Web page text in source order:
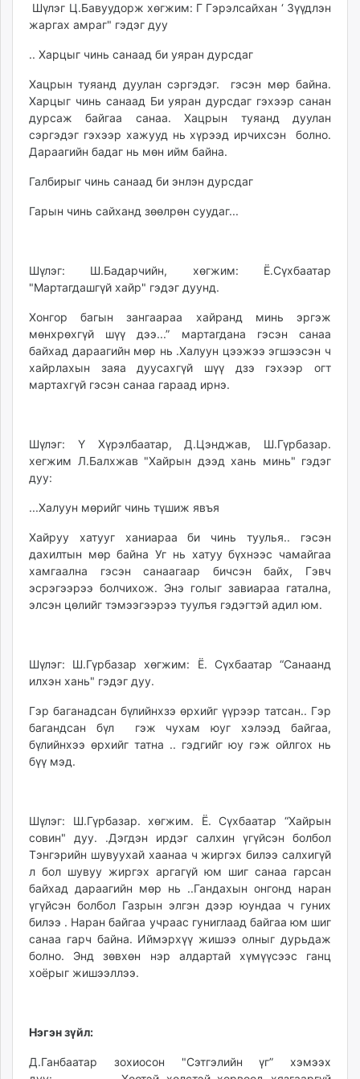
Шүлэг Ц.Бавуудорж хөгжим: Г Гэрэлсайхан ‘ Зүүдлэн
жаргах амраг" гэдэг дуу
.. Харцыг чинь санаад би уяран дурсдаг
Хацрын туяанд дуулан сэргэдэг. гэсэн мөр байна.
Харцыг чинь санаад Би уяран дурсдаг гэхээр санан
дурсаж байгаа санаа. Хацрын туяанд дуулан
сэргэдэг гэхээр хажууд нь хүрээд ирчихсэн болно.
Дараагийн бадаг нь мөн ийм байна.
Галбирыг чинь санаад би энлэн дурсдаг
Гарын чинь сайханд зөөлрөн суудаг...
Шүлэг: Ш.Бадарчийн, хөгжим: Ё.Сүхбаатар
"Мартагдашгүй хайр" гэдэг дуунд.
Хонгор багын зангаараа хайранд минь эргэж
мөнхрөхгүй шүү дээ...” мартагдана гэсэн санаа
байхад дараагийн мөр нь .Халуун цээжээ эгшээсэн ч
хайрлахын заяа дуусахгүй шүү дзэ гэхээр огт
мартахгүй гэсэн санаа гараад ирнэ.
Шүлэг: Ү Хүрэлбаатар, Д.Цэнджав, Ш.Гүрбазар.
хегжим Л.Балхжав "Хайрын дээд хань минь" гэдэг
дуу:
...Халуун мөрийг чинь түшиж явъя
Хайруу хатууг ханиараа би чинь туулья.. гэсэн
дахилтын мөр байна Уг нь хатуу бүхнээс чамайгаа
хамгаална гэсэн санаагаар бичсэн байх, Гэвч
эсрэгээрээ болчихож. Энэ голыг завиараа гатална,
элсэн цөлийг тэмээгээрээ туулъя гэдэгтэй адил юм.
Шүлэг: Ш.Гүрбазар хөгжим: Ё. Сүхбаатар “Санаанд
илхэн хань" гэдэг дуу.
Гэр баганадсан бүлийнхзэ өрхийг үүрээр татсан.. Гэр
багандсан бүл гэж чухам юуг хэлээд байгаа,
бүлийнхээ өрхийг татна .. гэдгийг юу гэж ойлгох нь
бүү мэд.
Шүлэг: Ш.Гүрбазар. хөгжим. Ё. Сүхбаатар “Хайрын
совин" дуу. .Дэгдэн ирдэг салхин үгүйсэн болбол
Тэнгэрийн шувуухай хаанаа ч жиргэх билээ салхигүй
л бол шувуу жиргэх аргагүй юм шиг санаа гарсан
байхад дараагийн мөр нь ..Гандахын онгонд наран
үгүйсэн болбол Газрын элгэн дээр юундаа ч гуних
билээ . Наран байгаа учраас гуниглаад байгаа юм шиг
санаа гарч байна. Иймэрхүү жишээ олныг дурьдаж
болно. Энд зөвхөн нэр алдартай хүмүүсээс ганц
хоёрыг жишээллээ.
Нэгэн зүйл:
Д.Ганбаатар зохиосон "Сэтгэлийн үг” хэмээх